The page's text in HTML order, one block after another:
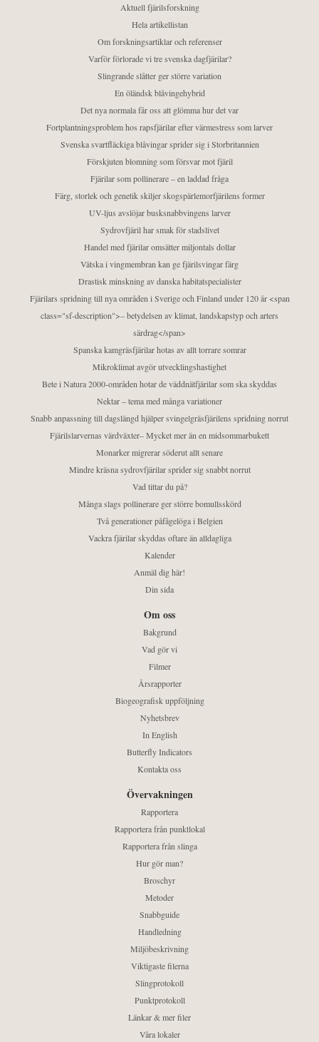
Aktuell fjärilsforskning
Hela artikellistan
Om forskningsartiklar och referenser
Varför förlorade vi tre svenska dagfjärilar?
Slingrande slåtter ger större variation
En öländsk blåvingehybrid
Det nya normala får oss att glömma hur det var
Fortplantningsproblem hos rapsfjärilar efter värmestress som larver
Svenska svartfläckiga blåvingar sprider sig i Storbritannien
Förskjuten blomning som försvar mot fjäril
Fjärilar som pollinerare – en laddad fråga
Färg, storlek och genetik skiljer skogspärlemorfjärilens former
UV-ljus avslöjar busksnabbvingens larver
Sydrovfjäril har smak för stadslivet
Handel med fjärilar omsätter miljontals dollar
Vätska i vingmembran kan ge fjärilsvingar färg
Drastisk minskning av danska habitatspecialister
Fjärilars spridning till nya områden i Sverige och Finland under 120 år <span
class="sf-description">– betydelsen av klimat, landskapstyp och arters
särdrag</span>
Spanska kamgräsfjärilar hotas av allt torrare somrar
Mikroklimat avgör utvecklingshastighet
Bete i Natura 2000-områden hotar de väddnätfjärilar som ska skyddas
Nektar – tema med många variationer
Snabb anpassning till dagslängd hjälper svingelgräsfjärilens spridning norrut
Fjärilslarvernas värdväxter– Mycket mer än en midsommarbukett
Monarker migrerar söderut allt senare
Mindre kräsna sydrovfjärilar sprider sig snabbt norrut
Vad tittar du på?
Många slags pollinerare ger större bomullsskörd
Två generationer påfågelöga i Belgien
Vackra fjärilar skyddas oftare än alldagliga
Kalender
Anmäl dig här!
Din sida
Om oss
Bakgrund
Vad gör vi
Filmer
Årsrapporter
Biogeografisk uppföljning
Nyhetsbrev
In English
Butterfly Indicators
Kontakta oss
Övervakningen
Rapportera
Rapportera från punktlokal
Rapportera från slinga
Hur gör man?
Broschyr
Metoder
Snabbguide
Handledning
Miljöbeskrivning
Viktigaste filerna
Slingprotokoll
Punktprotokoll
Länkar & mer filer
Våra lokaler